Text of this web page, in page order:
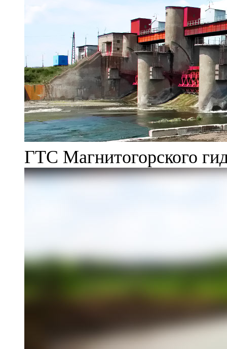
ГТС Магнитогорского